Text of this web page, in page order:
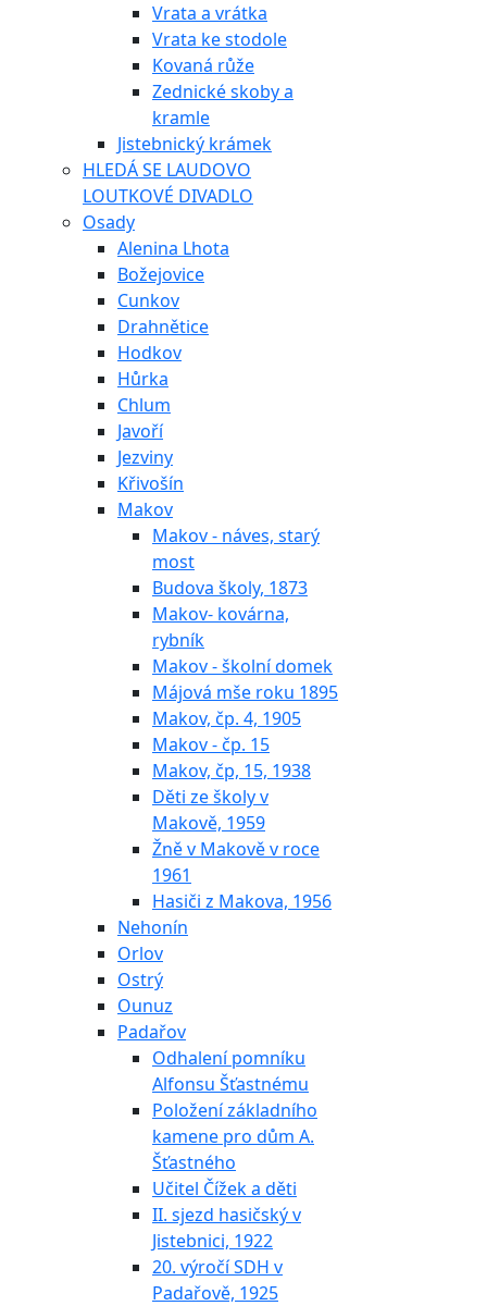
Vrata a vrátka
Vrata ke stodole
Kovaná růže
Zednické skoby a
kramle
Jistebnický krámek
HLEDÁ SE LAUDOVO
LOUTKOVÉ DIVADLO
Osady
Alenina Lhota
Božejovice
Cunkov
Drahnětice
Hodkov
Hůrka
Chlum
Javoří
Jezviny
Křivošín
Makov
Makov - náves, starý
most
Budova školy, 1873
Makov- kovárna,
rybník
Makov - školní domek
Májová mše roku 1895
Makov, čp. 4, 1905
Makov - čp. 15
Makov, čp, 15, 1938
Děti ze školy v
Makově, 1959
Žně v Makově v roce
1961
Hasiči z Makova, 1956
Nehonín
Orlov
Ostrý
Ounuz
Padařov
Odhalení pomníku
Alfonsu Šťastnému
Položení základního
kamene pro dům A.
Šťastného
Učitel Čížek a děti
II. sjezd hasičský v
Jistebnici, 1922
20. výročí SDH v
Padařově, 1925